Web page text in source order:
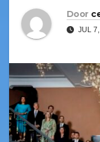
Door
JUL